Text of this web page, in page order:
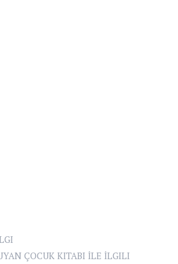
ÇOCUK KITABI İLE İLGILI